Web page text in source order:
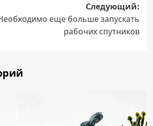
Следующий:
еще больше запускать
рабочих спутников